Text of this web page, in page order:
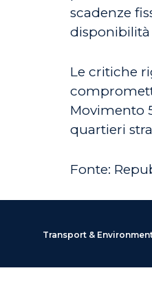
scadenze
disponibilità
Le critiche
Movimento
quartieri
Fonte:
Transport &